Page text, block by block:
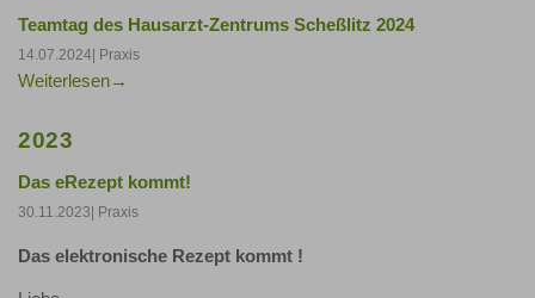
Teamtag des Hausarzt-Zentrums Scheßlitz 2024
14.07.2024| Praxis
Weiterlesen
2023
Das eRezept kommt!
30.11.2023| Praxis
Das elektronische Rezept kommt !